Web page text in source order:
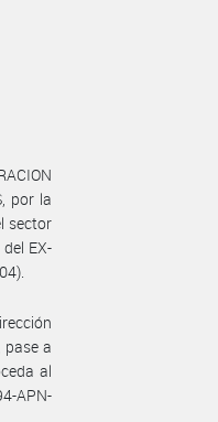
por la
sector
EX-
pase a
al
APN-